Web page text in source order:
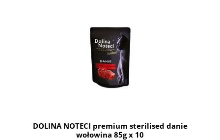
DOLINA NOTECI premium sterilised danie
wołowina 85g x 10